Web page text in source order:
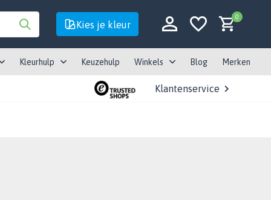
Kies je kleur
0
Kleurhulp Keuzehulp Winkels Blog Merken
Klantenservice